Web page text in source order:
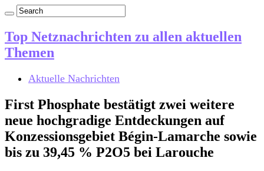
Top Netznachrichten zu allen aktuellen
Themen
Aktuelle Nachrichten
First Phosphate bestätigt zwei weitere
neue hochgradige Entdeckungen auf
Konzessionsgebiet Bégin-Lamarche sowie
bis zu 39,45 % P2O5 bei Larouche